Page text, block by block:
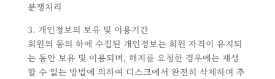
분쟁처리
3. 개인정보의 보유 및 이용기간
회원의 동의 하에 수집된 개인정보는 회원 자격이 유지되
는 동안 보유 및 이용되며, 해지를 요청한 경우에는 재생
할 수 없는 방법에 의하여 디스크에서 완전히 삭제하며 추